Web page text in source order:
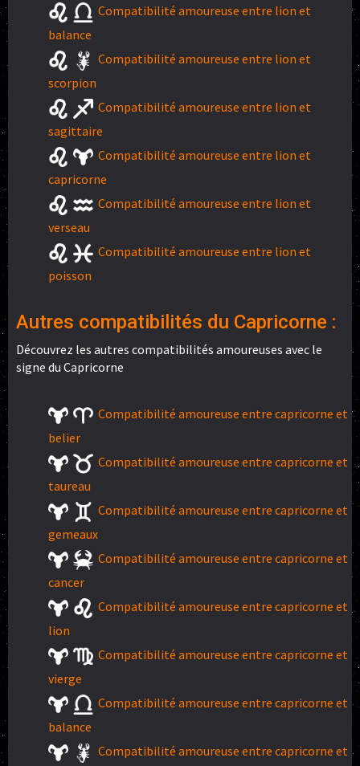
Compatibilité amoureuse entre lion et
balance
Compatibilité amoureuse entre lion et
scorpion
Compatibilité amoureuse entre lion et
sagittaire
Compatibilité amoureuse entre lion et
capricorne
Compatibilité amoureuse entre lion et
verseau
Compatibilité amoureuse entre lion et
poisson
Autres compatibilités du Capricorne :
Découvrez les autres compatibilités amoureuses avec le
signe du Capricorne
Compatibilité amoureuse entre capricorne et
belier
Compatibilité amoureuse entre capricorne et
taureau
Compatibilité amoureuse entre capricorne et
gemeaux
Compatibilité amoureuse entre capricorne et
cancer
Compatibilité amoureuse entre capricorne et
lion
Compatibilité amoureuse entre capricorne et
vierge
Compatibilité amoureuse entre capricorne et
balance
Compatibilité amoureuse entre capricorne et